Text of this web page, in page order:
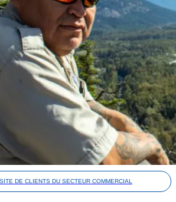
DE CLIENTS DU SECTEUR COMMERCIAL